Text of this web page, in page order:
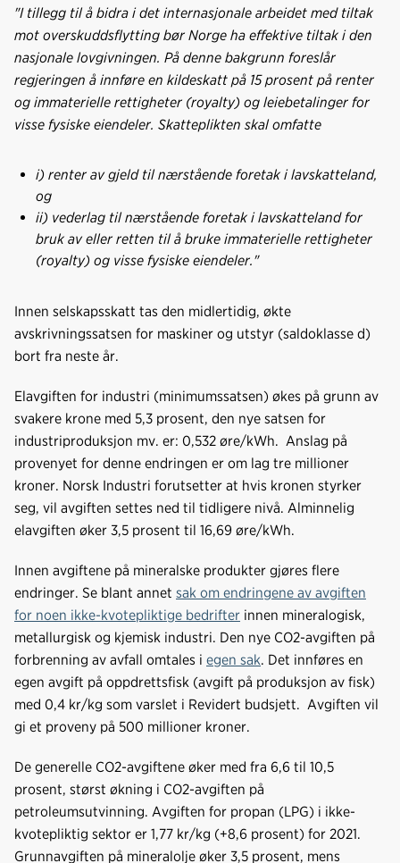
"I tillegg til å bidra i det internasjonale arbeidet med tiltak
mot overskuddsflytting bør Norge ha effektive tiltak i den
nasjonale lovgivningen. På denne bakgrunn foreslår
regjeringen å innføre en kildeskatt på 15 prosent på renter
og immaterielle rettigheter (royalty) og leiebetalinger for
visse fysiske eiendeler. Skatteplikten skal omfatte
i) renter av gjeld til nærstående foretak i lavskatteland,
og
ii) vederlag til nærstående foretak i lavskatteland for
bruk av eller retten til å bruke immaterielle rettigheter
(royalty) og visse fysiske eiendeler."
Innen selskapsskatt tas den midlertidig, økte
avskrivningssatsen for maskiner og utstyr (saldoklasse d)
bort fra neste år.
Elavgiften for industri (minimumssatsen) økes på grunn av
svakere krone med 5,3 prosent, den nye satsen for
industriproduksjon mv. er: 0,532 øre/kWh. Anslag på
provenyet for denne endringen er om lag tre millioner
kroner. Norsk Industri forutsetter at hvis kronen styrker
seg, vil avgiften settes ned til tidligere nivå. Alminnelig
elavgiften øker 3,5 prosent til 16,69 øre/kWh.
Innen avgiftene på mineralske produkter gjøres flere
endringer. Se blant annet sak om endringene av avgiften
for noen ikke-kvotepliktige bedrifter innen mineralogisk,
metallurgisk og kjemisk industri. Den nye CO2-avgiften på
forbrenning av avfall omtales i egen sak. Det innføres en
egen avgift på oppdrettsfisk (avgift på produksjon av fisk)
med 0,4 kr/kg som varslet i Revidert budsjett. Avgiften vil
gi et proveny på 500 millioner kroner.
De generelle CO2-avgiftene øker med fra 6,6 til 10,5
prosent, størst økning i CO2-avgiften på
petroleumsutvinning. Avgiften for propan (LPG) i ikke-
kvotepliktig sektor er 1,77 kr/kg (+8,6 prosent) for 2021.
Grunnavgiften på mineralolje øker 3,5 prosent, mens